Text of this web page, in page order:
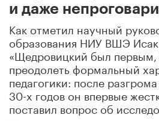
и даже
Как отметил научный
образования НИУ ВШЭ
«Щедровицкий был первым,
преодолеть формальный
педагогики: после
30-х годов он впервые
поставил вопрос об